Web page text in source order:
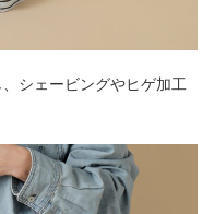
シェービングやヒゲ加工